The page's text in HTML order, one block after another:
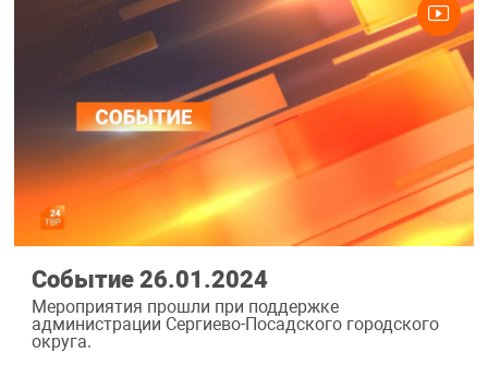
Событие 26.01.2024
Мероприятия прошли при поддержке
администрации Сергиево-Посадского городского
округа.